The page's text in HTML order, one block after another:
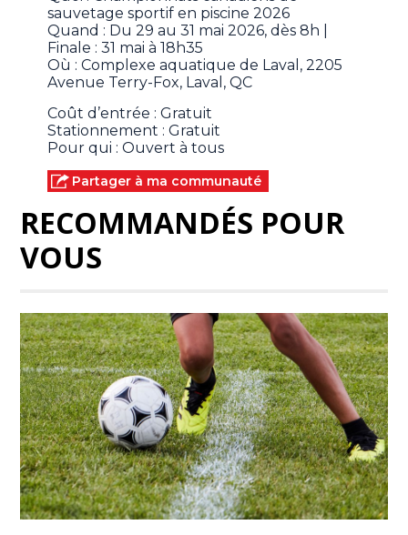
sauvetage sportif en piscine 2026
Quand : Du 29 au 31 mai 2026, dès 8h |
Finale : 31 mai à 18h35
Où : Complexe aquatique de Laval, 2205
Avenue Terry-Fox, Laval, QC
Coût d’entrée : Gratuit
Stationnement : Gratuit
Pour qui : Ouvert à tous
Partager à ma communauté
RECOMMANDÉS POUR
VOUS